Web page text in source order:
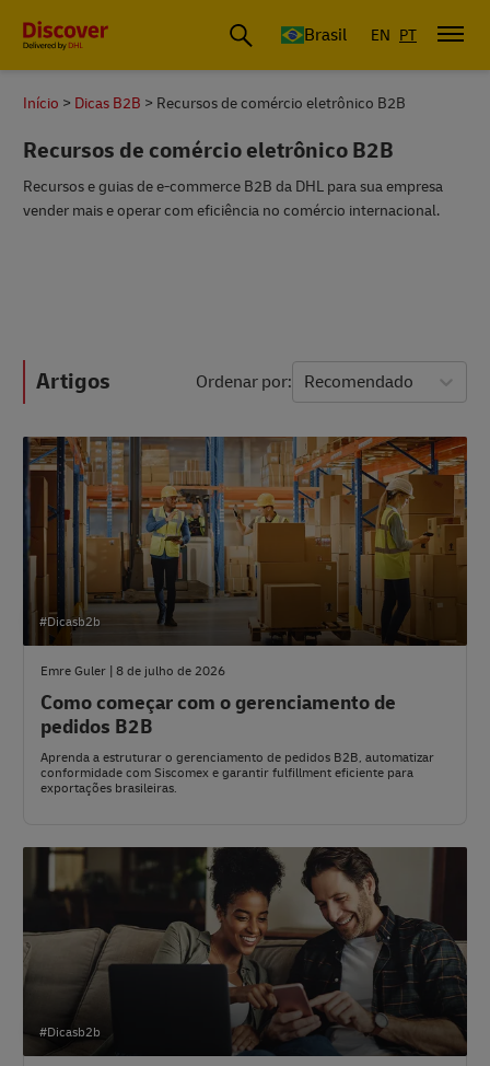
Envios, Logística, Importação e Exportação | DHL Brasil
Brasil EN PT
Início Dicas B2B Recursos de comércio eletrônico B2B
Recursos de comércio eletrônico B2B
Recursos e guias de e-commerce B2B da DHL para sua empresa
vender mais e operar com eficiência no comércio internacional.
Artigos Ordenar por Recomendado
#Dicasb2b
Emre Guler | 8 de julho de 2026
Como começar com o gerenciamento de
pedidos B2B
Aprenda a estruturar o gerenciamento de pedidos B2B, automatizar
conformidade com Siscomex e garantir fulfillment eficiente para
exportações brasileiras.
#Dicasb2b